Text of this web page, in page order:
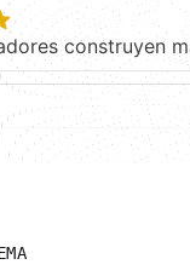
construyen